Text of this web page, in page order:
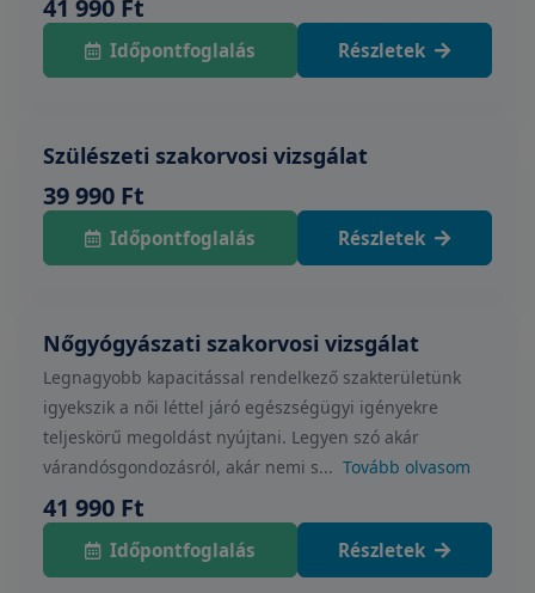
41 990 Ft
Időpontfoglalás Részletek
Szülészeti szakorvosi vizsgálat
39 990 Ft
Időpontfoglalás Részletek
Nőgyógyászati szakorvosi vizsgálat
Legnagyobb kapacitással rendelkező szakterületünk
igyekszik a női léttel járó egészségügyi igényekre
teljeskörű megoldást nyújtani. Legyen szó akár
várandósgondozásról, akár nemi s... Tovább olvasom
41 990 Ft
Időpontfoglalás Részletek